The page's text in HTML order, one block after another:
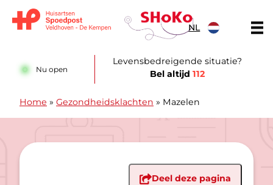
NL
Nu open
Levensbedreigende situatie?
Bel altijd112
Home » Gezondheidsklachten » Mazelen
Deel deze pagina